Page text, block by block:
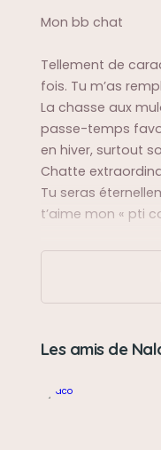
Mon bb chat
Tellement de
fois. Tu m’as
La chasse aux
passe-temps
en hiver, surtout
Chatte
Tu seras
t’aime mon « pti
Dans le jardin
Sa bêtise
aux toilettes avec
Les amis de